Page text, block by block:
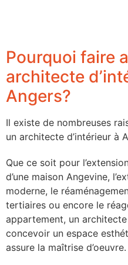
Pourquoi faire
architecte
Angers?
Il existe de nombreuses
un architecte d’intérieur à
Que ce soit pour
d’une maison Angevine,
moderne, le
tertiaires ou encore le
appartement, un
concevoir un espace
assure la maîtrise d’oeuvre.